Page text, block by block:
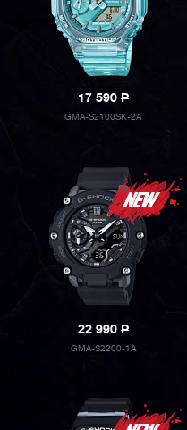
17 590P
GMA-S2100SK-2A
22 990P
GMA-S2200-1A